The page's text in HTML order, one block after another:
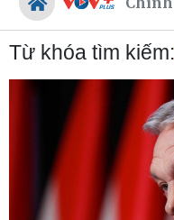
Tổ chức nhân sự
Quốc hội
Nhận diện sự thật
Từ khóa tìm kiếm: